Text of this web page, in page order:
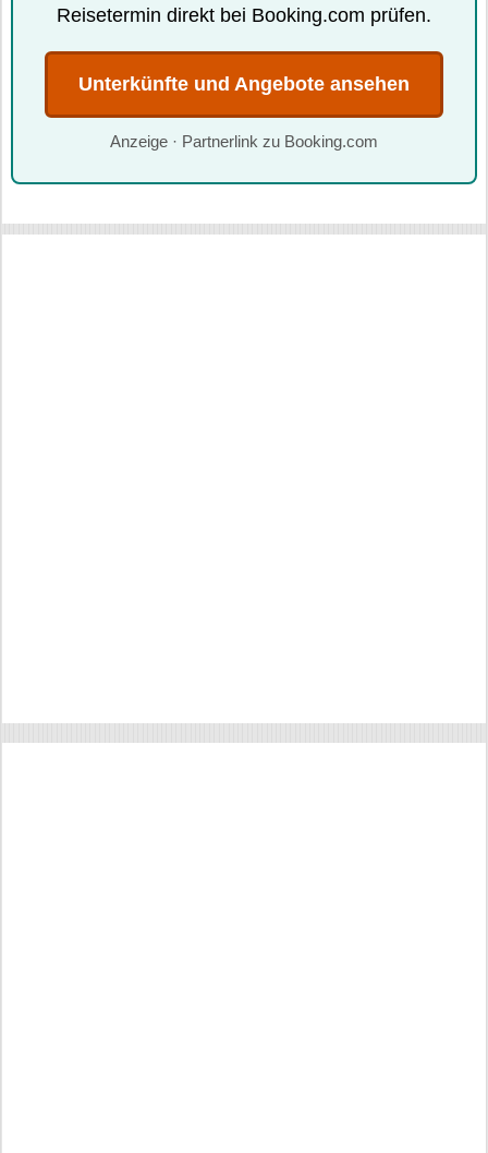
Reisetermin direkt bei Booking.com prüfen.
Unterkünfte und Angebote ansehen
Anzeige · Partnerlink zu Booking.com